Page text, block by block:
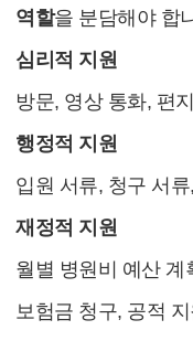
역할을 분담해야 합
심리적 지원
방문, 영상 통화, 편
행정적 지원
입원 서류, 청구 서
재정적 지원
월별 병원비 예산 계
보험금 청구, 공적